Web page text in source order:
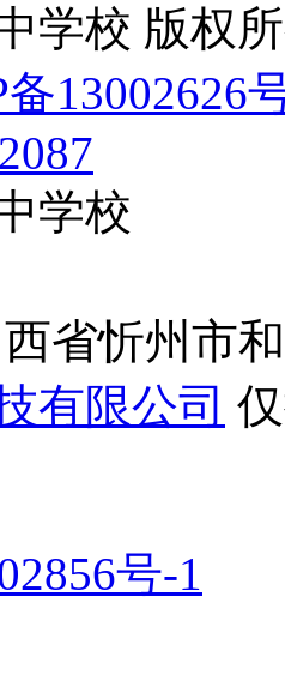
学校 版权
13002626
学校
省忻州市
有限公司
号-1